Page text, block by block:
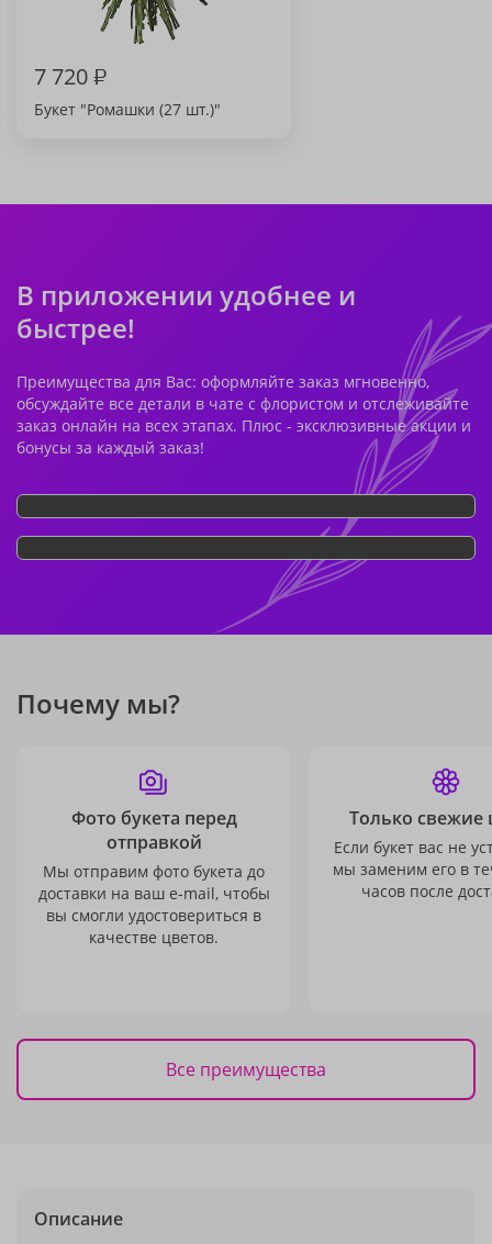
7 720₽
Букет "Ромашки (27 шт.)"
В приложении удобнее и
быстрее!
Преимущества для Вас: оформляйте заказ мгновенно,
обсуждайте все детали в чате с флористом и отслеживайте
заказ онлайн на всех этапах. Плюс - эксклюзивные акции и
бонусы за каждый заказ!
Почему мы?
Фото букета перед
отправкой
Мы отправим фото букета до
доставки на ваш e-mail, чтобы
вы смогли удостовериться в
качестве цветов.
Только свежие
Если букет вас не
мы заменим его в
часов после
Все преимущества
Описание